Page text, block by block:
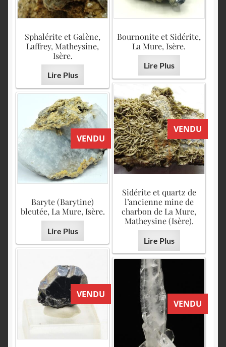
Sphalérite et Galène,
Laffrey, Matheysine,
Isère.
Lire Plus
Bournonite et Sidérite,
La Mure, Isère.
Lire Plus
VENDU
Sidérite et quartz de
l’ancienne mine de
charbon de La Mure,
Matheysine (Isère).
Lire Plus
VENDU
Baryte (Barytine)
bleutée, La Mure, Isère.
Lire Plus
VENDU
VENDU